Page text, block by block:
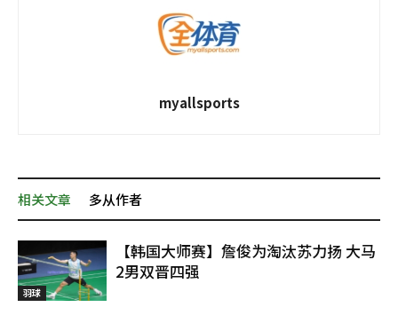
myallsports
相关文章 多从作者
羽球
【韩国大师赛】詹俊为淘汰苏力扬 大马
2男双晋四强